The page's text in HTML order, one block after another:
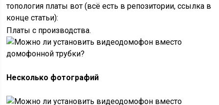
топология платы вот (всё есть в репозитории, ссылка в
конце статьи):
Платы с производства.
Несколько фотографий